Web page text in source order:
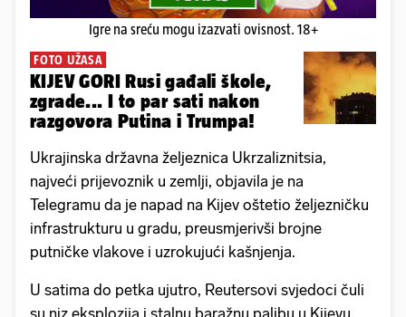
Igre na sreću mogu izazvati ovisnost. 18+
FOTO UŽASA
KIJEV GORI Rusi gađali škole,
zgrade... I to par sati nakon
razgovora Putina i Trumpa!
Ukrajinska državna željeznica Ukrzaliznitsia,
najveći prijevoznik u zemlji, objavila je na
Telegramu da je napad na Kijev oštetio željezničku
infrastrukturu u gradu, preusmjerivši brojne
putničke vlakove i uzrokujući kašnjenja.
U satima do petka ujutro, Reutersovi svjedoci čuli